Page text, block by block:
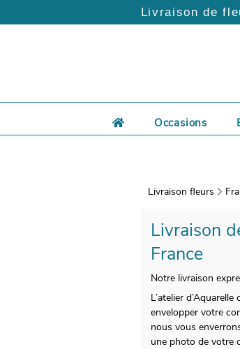
Livraison de
Occasions
Livraison fleurs
Livraison
France
Notre livraison
L’atelier
envelopper votre
nous vous
une photo de votre